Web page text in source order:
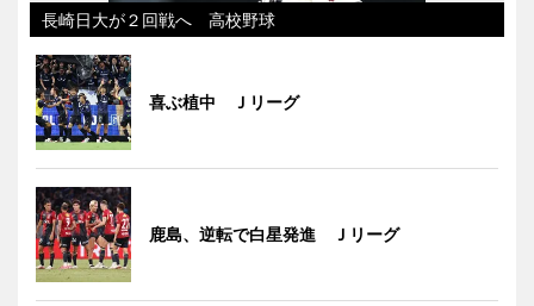
長崎日大が２回戦へ 高校野球
喜ぶ植中 Ｊリーグ
鹿島、逆転で白星発進 Ｊリーグ